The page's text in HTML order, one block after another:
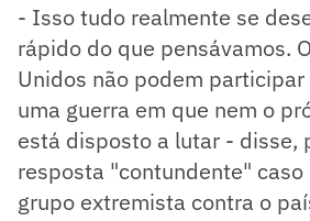
- Isso tudo realmente se
rápido do que pensávamos.
Unidos não podem participar
uma guerra em que nem o
está disposto a lutar - disse,
resposta "contundente"
grupo extremista contra o